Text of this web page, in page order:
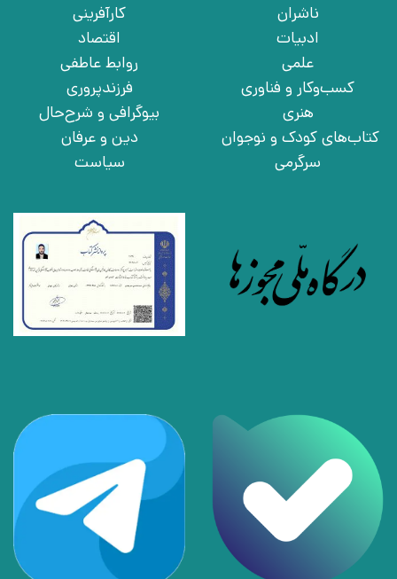
ناشران
ادبیات
علمی
کسب‌وکار و فناوری
هنری
کتاب‌های کودک و نوجوان
سرگرمی
کارآفرینی
اقتصاد
روابط عاطفی
فرزندپروری
بیوگرافی و شرح‌حال
دین و عرفان
سیاست